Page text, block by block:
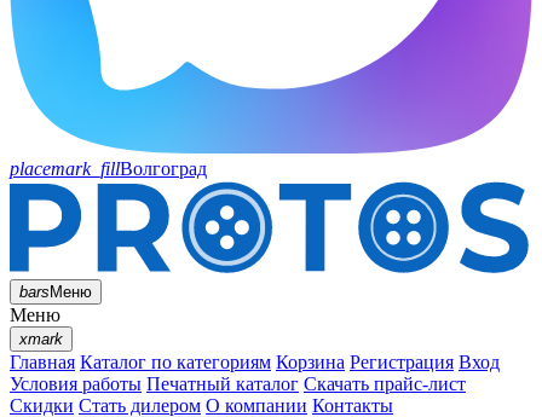
placemark_fillВолгоград
barsМеню
Меню
xmark
Главная Каталог по категориям Корзина Регистрация Вход
Условия работы Печатный каталог Скачать прайс-лист
Скидки Стать дилером О компании Контакты